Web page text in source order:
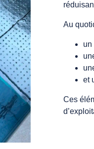
Au
un
et
Ces